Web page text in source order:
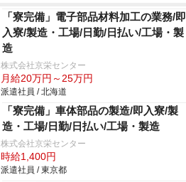
「寮完備」電子部品材料加工の業務/即
入寮/製造・工場/日勤/日払い/工場・製
造
株式会社京栄センター
月給20万円～25万円
派遣社員 / 北海道
「寮完備」車体部品の製造/即入寮/製
造・工場/日勤/日払い/工場・製造
株式会社京栄センター
時給1,400円
派遣社員 / 東京都